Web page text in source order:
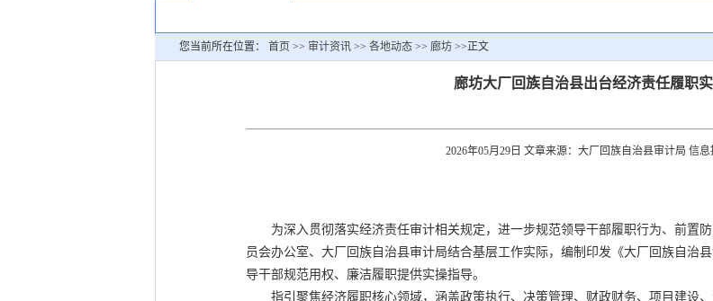
您当前所在位置： 首页 >> 审计资讯 >> 各地动态 >> 廊坊 >>正文
廊坊大厂回族自治县出台经济责任履职实
2026年05月29日 文章来源：大厂回族自治县审计局 信
为深入贯彻落实经济责任审计相关规定，进一步规范领导干部履职行为、前置
员会办公室、大厂回族自治县审计局结合基层工作实际，编制印发《大厂回族自治
导干部规范用权、廉洁履职提供实操指导。
指引聚焦经济履职核心领域，涵盖政策执行、决策管理、财政财务、项目建设